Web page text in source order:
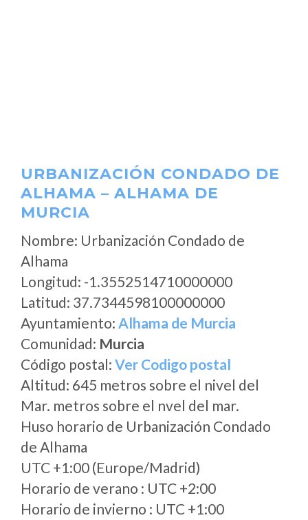
URBANIZACIÓN CONDADO DE
ALHAMA – ALHAMA DE
MURCIA
Nombre: Urbanización Condado de
Alhama
Longitud: -1.3552514710000000
Latitud: 37.7344598100000000
Ayuntamiento: Alhama de Murcia
Comunidad: Murcia
Código postal: Ver Codigo postal
Altitud: 645 metros sobre el nivel del
Mar. metros sobre el nvel del mar.
Huso horario de Urbanización Condado
de Alhama
UTC +1:00 (Europe/Madrid)
Horario de verano : UTC +2:00
Horario de invierno : UTC +1:00